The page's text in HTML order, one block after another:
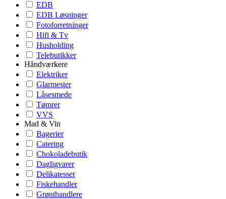
EDB
EDB Løsninger
Fotoforretninger
Hifi & Tv
Husholding
Telebutikker
Håndværkere
Elektriker
Glarmester
Låsesmede
Tømrer
VVS
Mad & Vin
Bagerier
Catering
Chokoladebutik
Dagligvarer
Delikatesser
Fiskehandler
Grønthandlere